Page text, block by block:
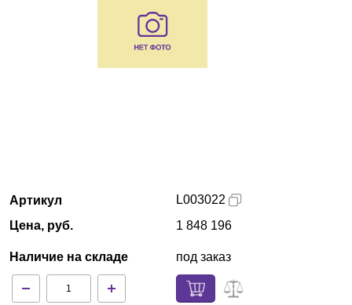
Партнеры
Технический сервис
Доставка и оплата
Артикул
Цена, руб.
Наличие на складе
L003022
1 848 196
под заказ